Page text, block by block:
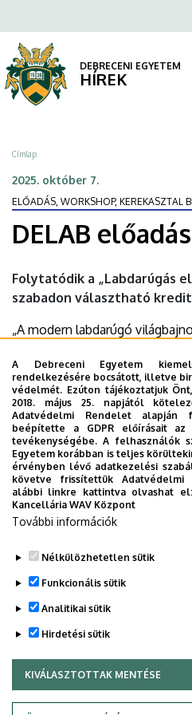
előadások
|
DEBRECENI
EGYETEM
a
tartalomra
DEBRECENI EGYETEM
HÍREK
Morzsa
Címlap
2025. október 7.
ELŐADÁS, WORKSHOP, KEREKASZTAL
DELAB
Folytatódik a „Labdarúgás
szabadon választható
„A modern labdarúgó
mesteroktató, tudományos
újságíró, szakíró, Nívó - és
előadást.
Időpont:2025. október 7.
Helyszín:DE Böszörményi úti
(Debrecen, Böszörményi u. 138.)
A Debreceni Egyetem
rendelkezésére bocsátott, illetve
védelmét. Ezúton tájékoztatjuk
2018. május 25. napjától
Adatvédelmi Rendelet alapján
beépítette a GDPR előírásait az
tevékenységébe. A felhasználók
Egyetem korábban is teljes
érvényben lévő adatkezelési
követve frissítettük Adatvédelmi
alábbi linkre kattintva olvashat
Kancellária WAV Központ
További információk
Nélkülözhetetlen sütik
Funkcionális sütik
Analitikai sütik
Hirdetési sütik
KIVÁLASZTOTTAK MENTÉSE
WITHDRAW CONSENT